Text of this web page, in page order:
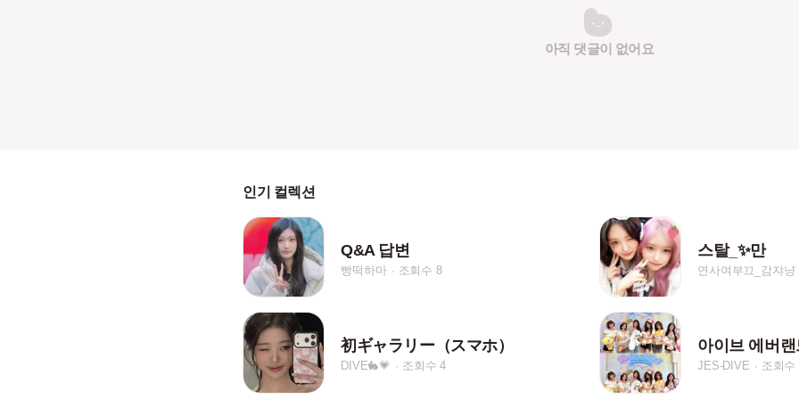
아직 댓글이 없어요
인기 컬렉션
Q&A 답변
빵떡하마 조회수 8
스탈_✨️만
연사여부끄_감쟈냥
初ギャラリー（スマホ）
DIVE🐇💗 조회수 4 JES-DIVE 조회수